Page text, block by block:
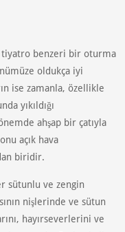
tiyatro benzeri bir oturma
oldukça iyi
ise zamanla, özellikle
yıkıldığı
ahşap bir çatıyla
açık hava
biridir.
sütunlu ve zengin
nişlerinde ve sütun
hayırseverlerini ve